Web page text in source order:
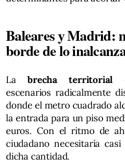
Baleares y Madrid:
borde de lo
Labrecha territorial
escenarios radicalmente
donde el metro cuadrado
la entrada para un piso
euros. Con el ritmo de
ciudadano necesitaría
dicha cantidad.